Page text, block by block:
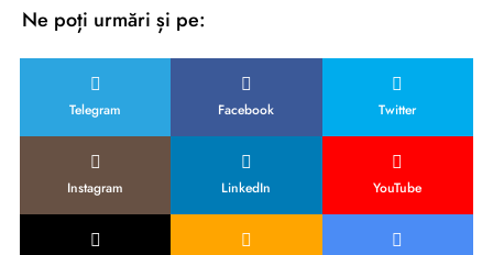
Ne poți urmări și pe:
Telegram Facebook Twitter
Instagram LinkedIn YouTube